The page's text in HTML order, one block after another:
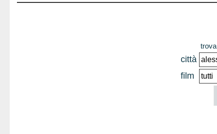
città
film